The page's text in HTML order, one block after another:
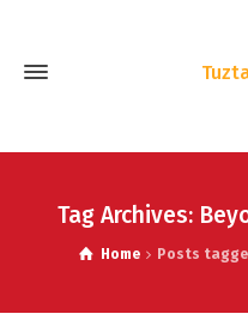
Tag Archives:
Home Posts